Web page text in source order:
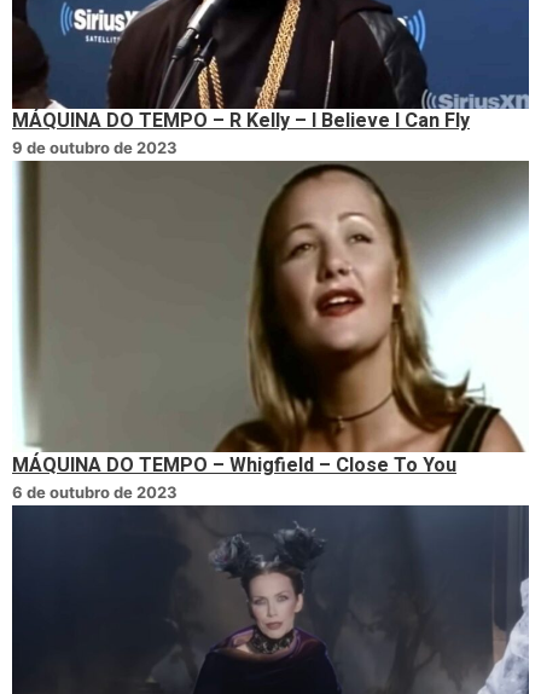
MÁQUINA DO TEMPO – R Kelly – I Believe I Can Fly
9 de outubro de 2023
MÁQUINA DO TEMPO – Whigfield – Close To You
6 de outubro de 2023